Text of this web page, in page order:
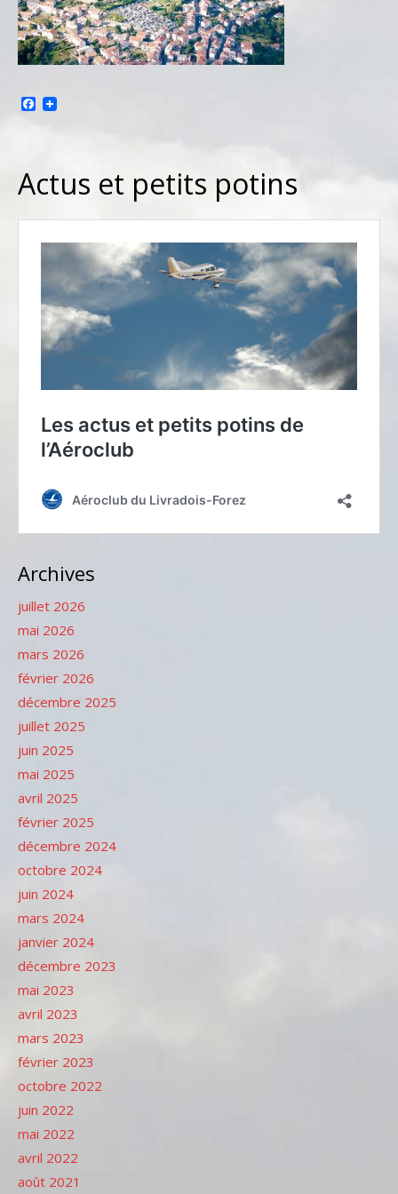
Facebook
Actus et petits potins
Archives
juillet 2026
mai 2026
mars 2026
février 2026
décembre 2025
juillet 2025
juin 2025
mai 2025
avril 2025
février 2025
décembre 2024
octobre 2024
juin 2024
mars 2024
janvier 2024
décembre 2023
mai 2023
avril 2023
mars 2023
février 2023
octobre 2022
juin 2022
mai 2022
avril 2022
août 2021